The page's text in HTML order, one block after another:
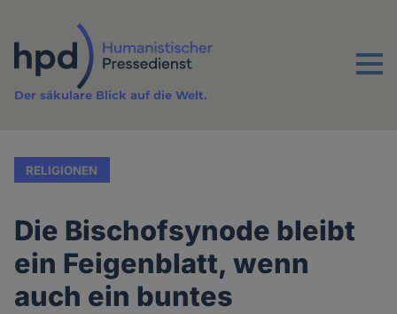
Inhalt
Menu
Der säkulare Blick auf die Welt.
RELIGIONEN
Die Bischofsynode bleibt
ein Feigenblatt, wenn
auch ein buntes